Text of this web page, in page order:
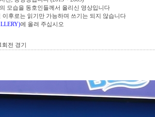
모습을 동호인들께서 올리신 영상입니다
이후로는 읽기만 가능하며 쓰기는 되지 않습니다
에 올려 주십시오
전 경기